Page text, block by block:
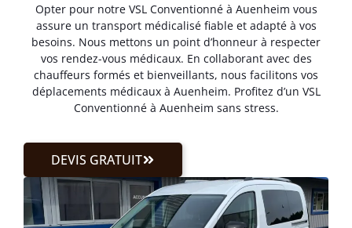
Opter pour notre VSL Conventionné à Auenheim vous
assure un transport médicalisé fiable et adapté à vos
besoins. Nous mettons un point d’honneur à respecter
vos rendez-vous médicaux. En collaborant avec des
chauffeurs formés et bienveillants, nous facilitons vos
déplacements médicaux à Auenheim. Profitez d’un VSL
Conventionné à Auenheim sans stress.
DEVIS GRATUIT